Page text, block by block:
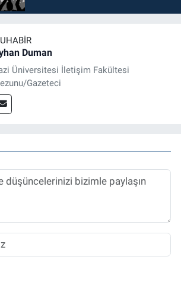
Duman
Üniversitesi İletişim Fakültesi
Gazeteci